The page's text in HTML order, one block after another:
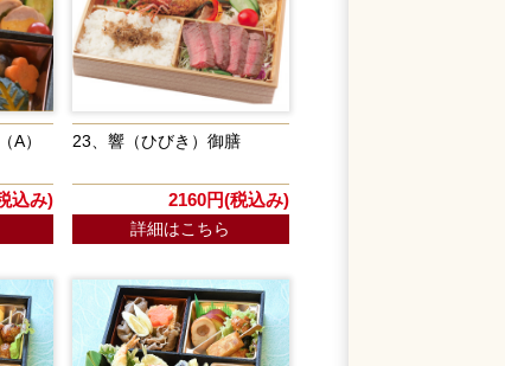
A）
込み)
23、響（ひびき）御膳
2160円(税込み)
詳細はこちら